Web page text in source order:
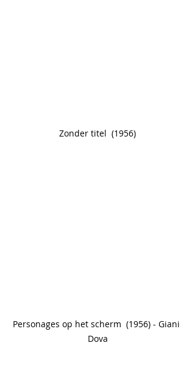
Zonder titel  (1956)
Personages op het scherm  (1956) - Giani
Dova